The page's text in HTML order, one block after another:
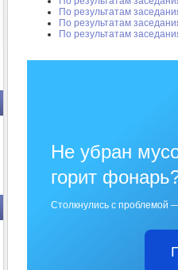
По результатам
По результатам
По результатам
Не убран
горит
Столкнулись с проблемой